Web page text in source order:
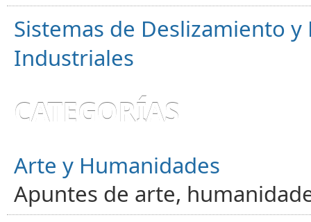
Sistemas de Deslizamiento
Industriales
CATEGORÍAS
Arte y Humanidades
Apuntes de arte,